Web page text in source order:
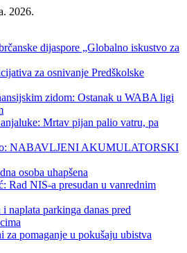
2026.
dijaspore „Globalno iskustvo za
za osnivanje Predškolske
zidom: Ostanak u WABA ligi
Mrtav pijan palio vatru, pa
NABAVLJENI AKUMULATORSKI
osoba uhapšena
Rad NIS-a presudan u vanrednim
naplata parkinga danas pred
za pomaganje u pokušaju ubistva